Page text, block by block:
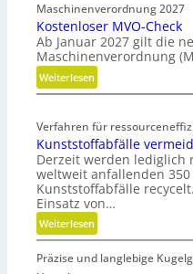
r
g
o
n
o
m
s
c
h
e
r
B
e
d
Maschinenverordnung 2027
Kostenloser MVO-Check
Ab Januar 2027 gilt die
Maschinenverordnung
Weiterlesen:
K
s
t
e
n
l
o
s
Verfahren für
Kunststoffabfälle
Derzeit werden lediglich
weltweit anfallenden
Kunststoffabfälle
Einsatz von…
Weiterlesen:
K
u
Präzise und langlebige